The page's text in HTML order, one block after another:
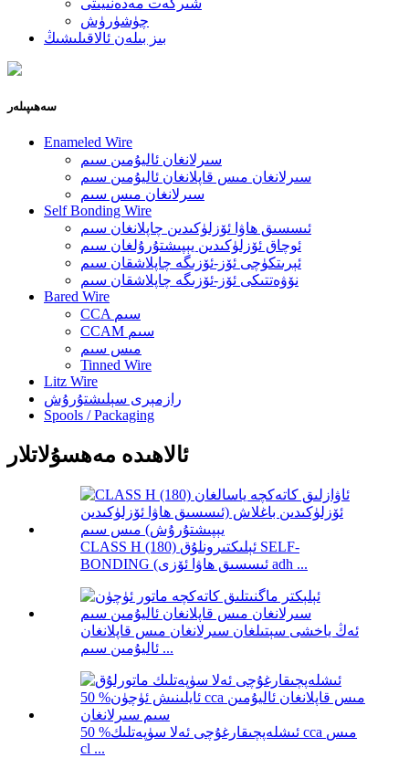
شىركەت مەدەنىيىتى
چۈشۈرۈش
بىز بىلەن ئالاقىلىشىڭ
سەھىپىلەر
Enameled Wire
سىرلانغان ئاليۇمىن سىم
سىرلانغان مىس قاپلانغان ئاليۇمىن سىم
سىرلانغان مىس سىم
Self Bonding Wire
ئىسسىق ھاۋا ئۆزلۈكىدىن چاپلانغان سىم
ئوچاق ئۆزلۈكىدىن يېپىشتۇرۇلغان سىم
ئېرىتكۈچى ئۆز-ئۆزىگە چاپلاشقان سىم
نۆۋەتتىكى ئۆز-ئۆزىگە چاپلاشقان سىم
Bared Wire
CCA سىم
CCAM سىم
مىس سىم
Tinned Wire
Litz Wire
رازمېرى سېلىشتۇرۇش
Spools / Packaging
ئالاھىدە مەھسۇلاتلار
CLASS H (180) ئېلىكتىرونلۇق SELF-
BONDING (ئىسسىق ھاۋا ئۆزى adh ...
ئەڭ ياخشى سېتىلغان سىرلانغان مىس قاپلانغان
ئاليۇمىن سىم ...
ئىشلەپچىقارغۇچى ئەلا سۈپەتلىك% 50 cca مىس
cl ...